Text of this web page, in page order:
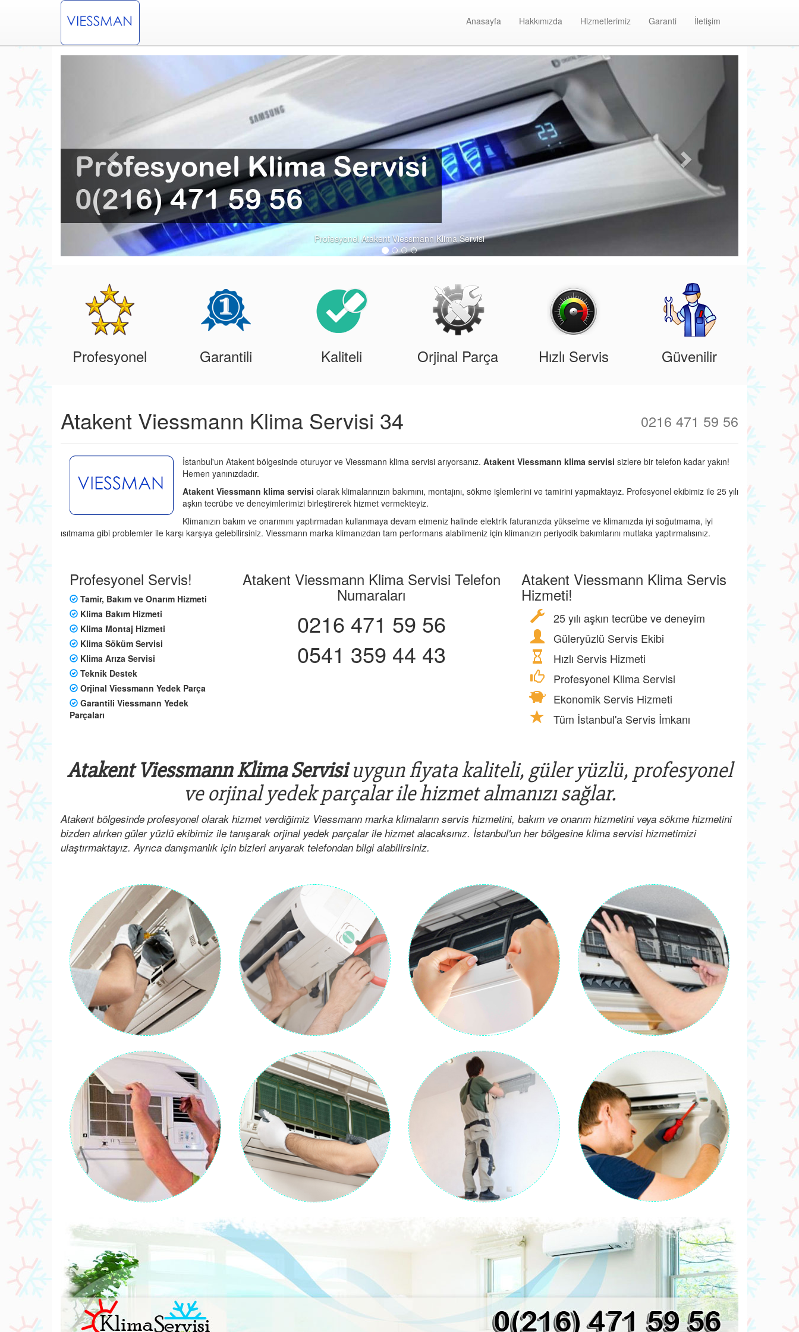
Anasayfa Hakkımızda Hizmetlerimiz Garanti İletişim
Viessmann Klima Servisi
Profesyonel Garantili Kaliteli Orjinal Parça Hızlı Servis Güvenilir
Atakent Viessmann Klima Servisi 34 0216 471 59 56
İstanbul'un Atakent bölgesinde oturuyor ve Viessmann klima servisi arıyorsanız. Atakent Viessmann klima servisi sizlere bir telefon kadar yakın!
Hemen yanınızdadır.
Atakent Viessmann klima servisi olarak klimalarınızın bakımını, montajını, sökme işlemlerini ve tamirini yapmaktayız. Profesyonel ekibimiz ile 25 yılı
aşkın tecrübe ve deneyimlerimizi birleştirerek hizmet vermekteyiz.
Klimanızın bakım ve onarımını yaptırmadan kullanmaya devam etmeniz halinde elektrik faturanızda yükselme ve klimanızda iyi soğutmama, iyi
ısıtmama gibi problemler ile karşı karşıya gelebilirsiniz. Viessmann marka klimanızdan tam performans alabilmeniz için klimanızın periyodik bakımlarını mutlaka yaptırmalısınız.
Profesyonel Servis!
Tamir, Bakım ve Onarım Hizmeti
Klima Bakım Hizmeti
Klima Montaj Hizmeti
Klima Söküm Servisi
Klima Arıza Servisi
Teknik Destek
Orjinal Viessmann Yedek Parça
Garantili Viessmann Yedek
Parçaları
Atakent Viessmann Klima Servisi Telefon
Numaraları
0216 471 59 56
0541 359 44 43
Atakent Viessmann Klima Servis
Hizmeti!
25 yılı aşkın tecrübe ve deneyim
Güleryüzlü Servis Ekibi
Hızlı Servis Hizmeti
Profesyonel Klima Servisi
Ekonomik Servis Hizmeti
Tüm İstanbul'a Servis İmkanı
Atakent Viessmann Klima Servisiuygun fiyata kaliteli, güler yüzlü, profesyonel
ve orjinal yedek parçalar ile hizmet almanızı sağlar.
Atakent bölgesinde profesyonel olarak hizmet verdiğimiz Viessmann marka klimaların servis hizmetini, bakım ve onarım hizmetini veya sökme hizmetini
bizden alırken güler yüzlü ekibimiz ile tanışarak orjinal yedek parçalar ile hizmet alacaksınız. İstanbul'un her bölgesine klima servisi hizmetimizi
ulaştırmaktayız. Ayrıca danışmanlık için bizleri arıyarak telefondan bilgi alabilirsiniz.